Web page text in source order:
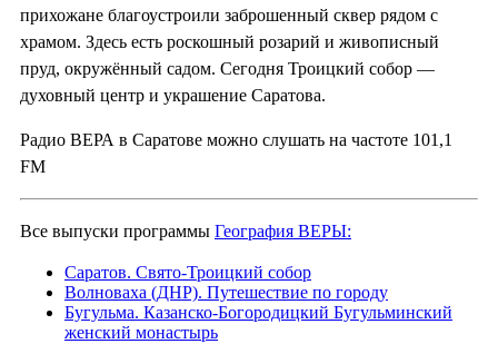
прихожане благоустроили заброшенный сквер рядом с
храмом. Здесь есть роскошный розарий и живописный
пруд, окружённый садом. Сегодня Троицкий собор —
духовный центр и украшение Саратова.
Радио ВЕРА в Саратове можно слушать на частоте 101,1
FM
Все выпуски программы География ВЕРЫ:
Саратов. Свято-Троицкий собор
Волноваха (ДНР). Путешествие по городу
Бугульма. Казанско-Богородицкий Бугульминский
женский монастырь